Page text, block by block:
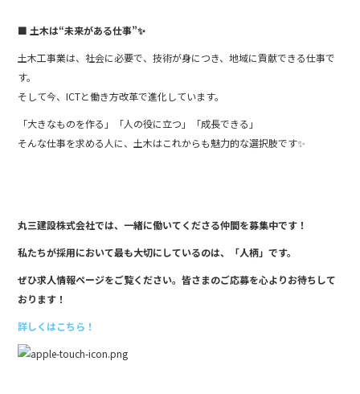
■ 土木は“未来がある仕事”✨
土木工事業は、社会に必要で、技術が身につき、地域に貢献できる仕事で
す。
そして今、ICTと働き方改革で進化しています。
「大きなものを作る」「人の役に立つ」「成長できる」
そんな仕事を求める人に、土木はこれからも魅力的な選択肢です✨
丸三建設株式会社では、一緒に働いてくださる仲間を募集中です！
私たちが採用において最も大切にしているのは、「人柄」です。
ぜひ求人情報ページをご覧ください。皆さまのご応募を心よりお待ちして
おります！
詳しくはこちら！